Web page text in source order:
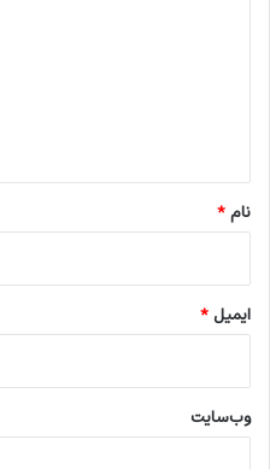
نام*
ایمیل*
وب‌سایت